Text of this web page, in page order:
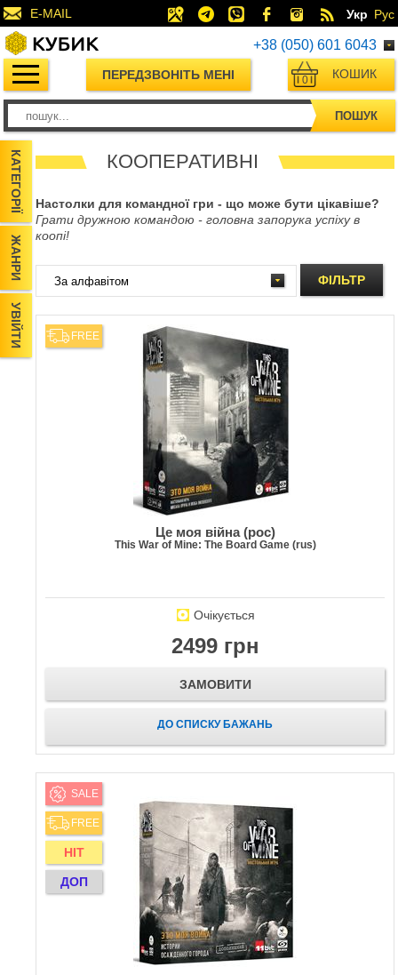
E-MAIL Укр Рус
+38 (050) 601 6043
ПЕРЕДЗВОНІТЬ МЕНІ КОШИК
0
ПОШУК
КАТЕГОРІЇ
ЖАНРИ
УВІЙТИ
КООПЕРАТИВНІ
Настолки для командної гри - що може бути цікавіше?
Грати дружною командою - головна запорука успіху в
коопі!
ФІЛЬТР
FREE
Це моя війна (рос)
This War of Mine: The Board Game (rus)
Очікується
2499 грн
ЗАМОВИТИ
ДО СПИСКУ БАЖАНЬ
SALE
FREE
HIT
ДОП